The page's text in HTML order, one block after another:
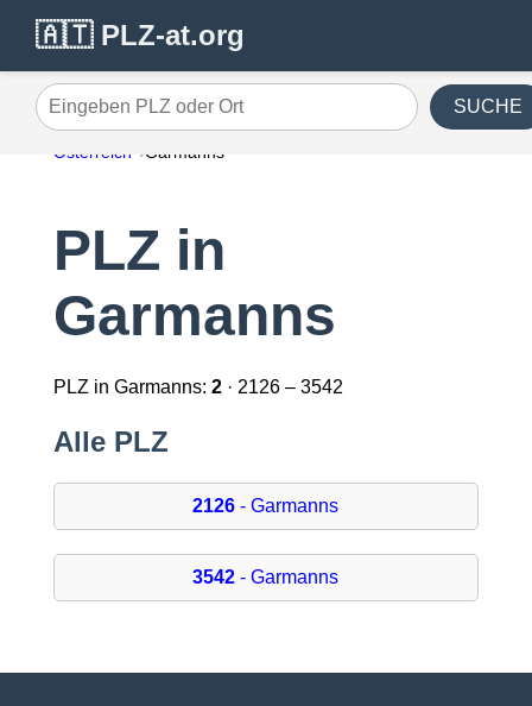
🇦🇹 PLZ-at.org
Eingeben PLZ oder Ort SUCHE
Österreich Garmanns
PLZ in
Garmanns
PLZ in Garmanns: 2· 2126 – 3542
Alle PLZ
2126 - Garmanns
3542 - Garmanns